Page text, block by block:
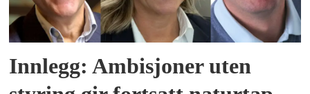
Innlegg: Ambisjoner uten